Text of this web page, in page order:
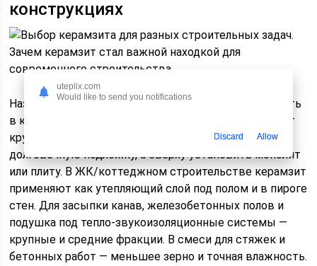
конструкциях
Назначение — главное слово, которое должно звучать
в каждом выборе. Для фундамента часто выбирают
крупные фракции, чтобы создать прочную и
долговечную подложку, а сверху установить монолит
или плиту. В ЖК/коттеджном строительстве керамзит
применяют как утепляющий слой под полом и в пироге
стен. Для засыпки канав, железобетонных полов и
подушка под тепло-звукоизоляционные системы —
крупные и средние фракции. В смеси для стяжек и
бетонных работ — меньшее зерно и точная влажность.
uteplix.com
Would like to send you notifications
Discard Allow